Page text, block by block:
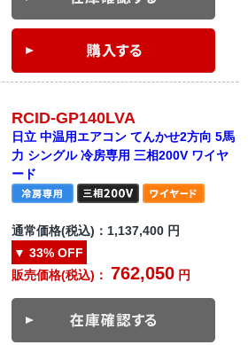
RCID-GP140LVA
日立 中温用エアコン てんかせ2方向 5馬
力 シングル 冷房専用 三相200V ワイヤ
ード
通常価格(税込)：1,137,400 円
▼ 33% OFF
販売価格(税込)： 762,050 円